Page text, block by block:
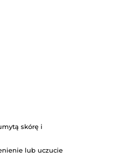
skórę i
lub uczucie